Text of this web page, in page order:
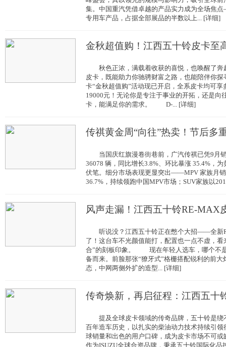
集。中国重汽凭借卓越的产品实力成为全场焦
专用车产品，占据全部展品的半数以上... [详细]
金秋超值购！江西五十铃皮卡至
秋色正浓，满载着收获的喜悦，也唤醒了奔
皮卡，既能助力你驰骋财富之路，也能陪伴你
卡“金秋超值购”活动现已开启，全系皮卡均可
19000元！无论你是专注于事业的开拓，还是向
卡，能满足你的需求。 D-... [详细]
传祺黄金周“向往”热卖！节后多
当国庆红旗漫卷街巷前，广汽传祺已凭9月
36078 辆，同比增长3.8%、环比暴涨 35.4%，
伏笔。细分市场表现更显突出——MPV 家族月
36.7%，持续领跑中国MPV市场；SUV家族以
风声走漏！江西五十铃RE-MAX
听说没？江西五十铃正在憋个大招——全新
了！这台车不光颜值能打，配置也一点不虚，看
合”的刻板印象。 现在年轻人选车，哪个不
备而来。前脸那张“獠牙式”格栅搭配锐利的前
态，中网两侧外扩的造型... [详细]
传奇焕新，再启征程：江西五十
提及全球皮卡领域的传奇品牌，五十铃是绕
百年造车历史，以扎实的柴油动力技术持续引
球销量和出色的用户口碑，成为皮卡市场不可
作为ISUZU全球合资品牌，秉承五十铃国际化品